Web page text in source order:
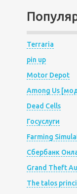
Terraria
pin up
Motor Depot
Among Us
Dead Cells
Госуслуги
Farming
Сбербанк
Grand Theft
The talos